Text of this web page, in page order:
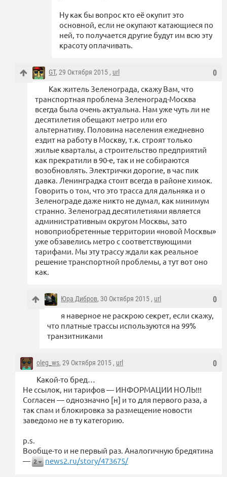
Ну как бы вопрос кто её окупит это
основной, если не окупают катающиеся по
ней, то получается другие будут им всю эту
красоту оплачивать.
0
GT, 29 Октября 2015 , url
Как житель Зеленограда, скажу Вам, что
транспортная проблема Зеленоград-Москва
всегда была очень актуальна. Нам уже чуть ли не
десятилетия обещают метро или его
альтернативу. Половина населения ежедневно
ездит на работу в Москву, т.к. строят только
жилые кварталы, а строительство предприятий
как прекратили в 90-е, так и не собираются
возобновлять. Электрички дорогие, в час пик
давка. Ленинградка стоит всегда в районе химок.
Говорить о том, что это трасса для дальняка и о
Зеленограде даже никто не думал, как минимум
странно. Зеленоград десятилетиями является
административным округом Москвы, зато
новоприобретенные территории «новой Москвы»
уже обзавелись метро с соответствующими
тарифами. Мы эту трассу ждали как реальное
решение транспортной проблемы, а тут вот оно
как.
0
Юра Дибров, 30 Октября 2015 , url
я наверное не раскрою секрет, если скажу,
что платные трассы используются на 99%
транзитниками
0
oleg_ws, 29 Октября 2015 , url
Какой-то бред…
Не ссылок, ни тарифов — ИНФОРМАЦИИ НОЛЬ!!!
Согласен — однозначно [н] и то для первого раза, а
так спам и блокировка за размещение новости
заведомо не в ту категорию.
p.s.
Вообще-то и не первый раз. Аналогичную бредятина
— 2 news2.ru/story/473675/